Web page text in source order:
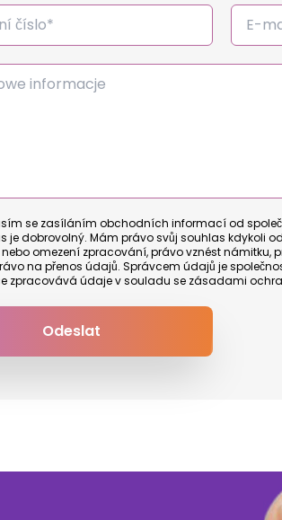
se zasíláním obchodních informací od
je dobrovolný. Mám právo svůj souhlas kdykoli
omezení zpracování, právo vznést námitku,
na přenos údajů. Správcem údajů je
zpracovává údaje v souladu se zásadami
Odeslat